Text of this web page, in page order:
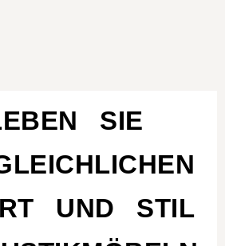
SIE
UND STIL